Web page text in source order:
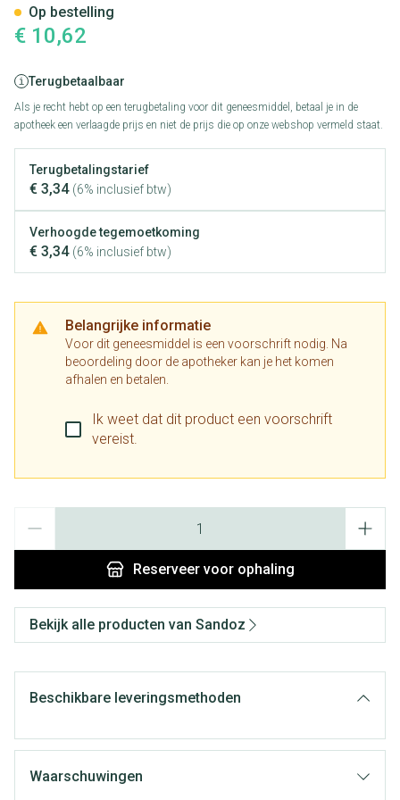
€ 10,62
Terugbetaalbaar
Als je recht hebt op een terugbetaling voor dit geneesmiddel, betaal je in de
apotheek een verlaagde prijs en niet de prijs die op onze webshop vermeld staat.
Terugbetalingstarief
€ 3,34 (6% inclusief btw)
Verhoogde tegemoetkoming
€ 3,34 (6% inclusief btw)
Belangrijke informatie
Voor dit geneesmiddel is een voorschrift nodig. Na
beoordeling door de apotheker kan je het komen
afhalen en betalen.
Ik weet dat dit product een voorschrift
vereist.
Reserveervoor ophaling
Op bestelling
Bekijk alle producten van Sandoz
Beschikbare leveringsmethoden
Waarschuwingen